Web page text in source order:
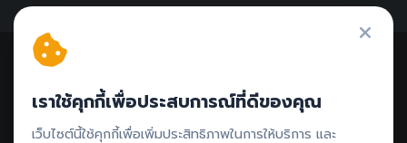
ติดต่อรีวิว // ลงโฆษณา
เราใช้คุกกี้เพื่อประสบการณ์ที่ดีของคุณ
เว็บไซต์นี้ใช้คุกกี้เพื่อเพิ่มประสิทธิภาพในการให้บริการ และ